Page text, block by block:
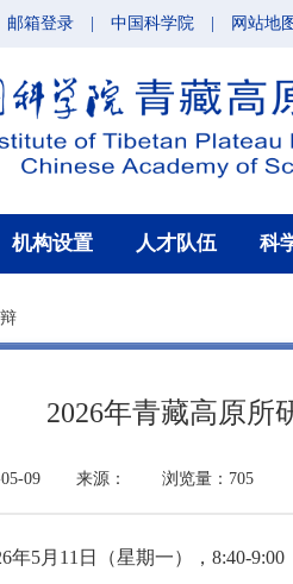
邮箱登录 中国科学院 网站地
机构设置 人才队伍 科
2026年青藏高原所
09 来源： 浏览量：705
年5月 11 日（星期一） ， 8:40-9:00